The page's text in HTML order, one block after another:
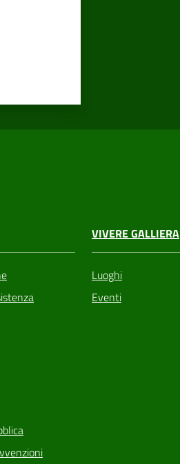
VIVERE GALLIERA
Luoghi
Eventi